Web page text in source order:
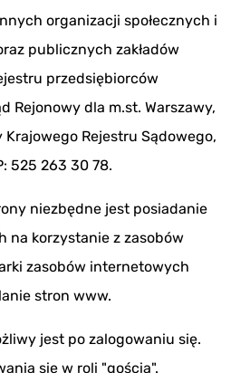
organizacji społecznych i
publicznych zakładów
przedsiębiorców
Rejonowy dla m.st. Warszawy,
Krajowego Rejestru Sądowego,
525 263 30 78.
niezbędne jest posiadanie
na korzystanie z zasobów
zasobów internetowych
stron www.
jest po zalogowaniu się.
się w roli "gościa".